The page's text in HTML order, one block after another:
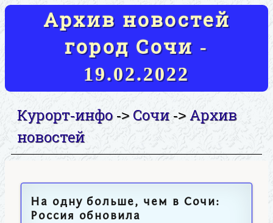
Архив новостей
город Сочи -
19.02.2022
Курорт-инфо-> Сочи->Архив
новостей
На одну больше, чем в Сочи:
Россия обновила